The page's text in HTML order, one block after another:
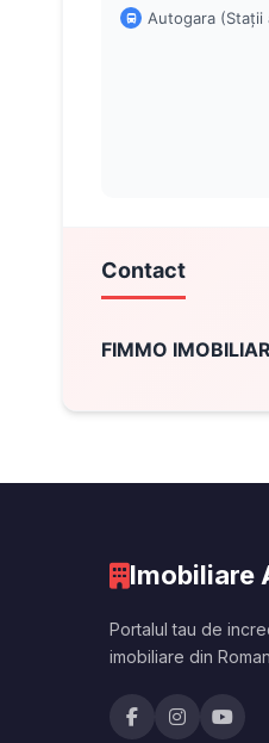
Autogara
Contact
FIMMO
Imobiliare
Portalul tau de
imobiliare din